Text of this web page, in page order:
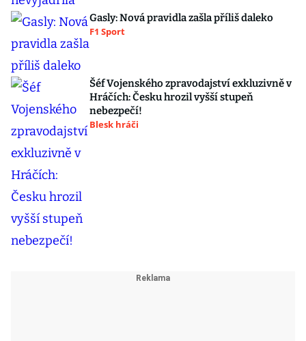
Gasly: Nová pravidla zašla příliš daleko
F1 Sport
Šéf Vojenského zpravodajství exkluzivně v
Hráčích: Česku hrozil vyšší stupeň
nebezpečí!
Blesk hráči